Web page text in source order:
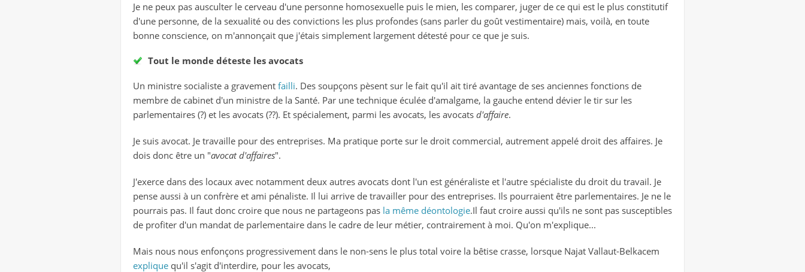
Je ne peux pas ausculter le cerveau d'une personne homosexuelle puis le mien, les comparer, juger de ce qui est le plus constitutif
d'une personne, de la sexualité ou des convictions les plus profondes (sans parler du goût vestimentaire) mais, voilà, en toute
bonne conscience, on m'annonçait que j'étais simplement largement détesté pour ce que je suis.
Tout le monde déteste les avocats
Un ministre socialiste a gravement failli. Des soupçons pèsent sur le fait qu'il ait tiré avantage de ses anciennes fonctions de
membre de cabinet d'un ministre de la Santé. Par une technique éculée d'amalgame, la gauche entend dévier le tir sur les
parlementaires (?) et les avocats (??). Et spécialement, parmi les avocats, les avocats d'affaire.
Je suis avocat. Je travaille pour des entreprises. Ma pratique porte sur le droit commercial, autrement appelé droit des affaires. Je
dois donc être un "avocat d'affaires".
J'exerce dans des locaux avec notamment deux autres avocats dont l'un est généraliste et l'autre spécialiste du droit du travail. Je
pense aussi à un confrère et ami pénaliste. Il lui arrive de travailler pour des entreprises. Ils pourraient être parlementaires. Je ne le
pourrais pas. Il faut donc croire que nous ne partageons pas la même déontologie.Il faut croire aussi qu'ils ne sont pas susceptibles
de profiter d'un mandat de parlementaire dans le cadre de leur métier, contrairement à moi. Qu'on m'explique...
Mais nous nous enfonçons progressivement dans le non-sens le plus total voire la bêtise crasse, lorsque Najat Vallaut-Belkacem
explique qu'il s'agit d'interdire, pour les avocats,